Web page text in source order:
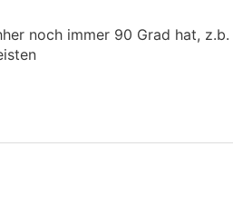
noch immer 90 Grad hat,